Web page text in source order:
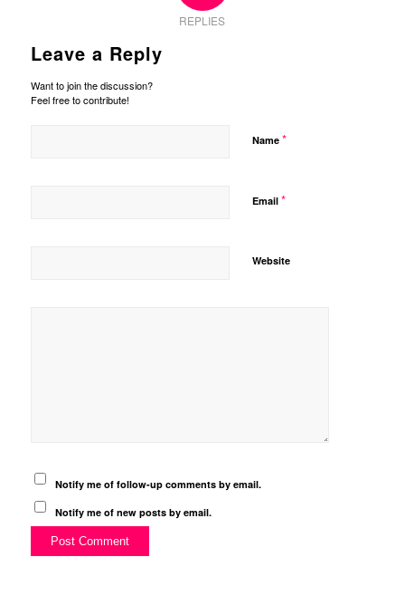
REPLIES
Leave a Reply
Want to join the discussion?
Feel free to contribute!
Name *
Email *
Website
Notify me of follow-up comments by email.
Notify me of new posts by email.